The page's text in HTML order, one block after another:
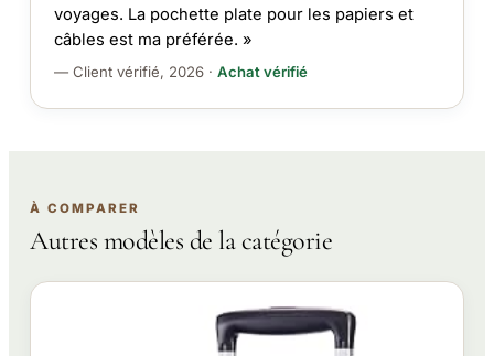
voyages. La pochette plate pour les papiers et
câbles est ma préférée. »
— Client vérifié, 2026 · Achat vérifié
À COMPARER
Autres modèles de la catégorie